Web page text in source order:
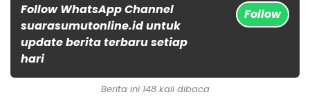
Follow WhatsApp Channel
suarasumutonline.id untuk
update berita terbaru setiap
hari
Follow
Berita ini 148 kali dibaca